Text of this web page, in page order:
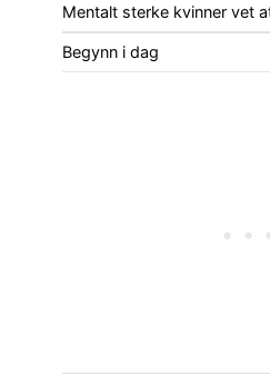
Mentalt sterke kvinner vet
Begynn i dag